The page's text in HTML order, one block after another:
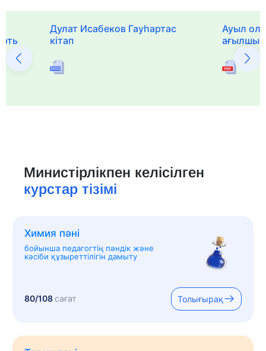
Дулат Исабеков Гауһартас
кітап
Ауыл
ағылшын
Министірлікпен келісілген
курстар тізімі
Химия пәні
бойынша педагогтің пәндік және
кәсіби құзыреттілігін дамыту
80/108сағат Толығырақ